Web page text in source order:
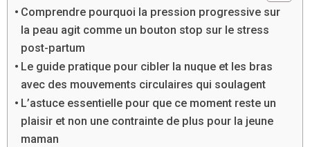
Comprendre pourquoi la pression progressive sur
la peau agit comme un bouton stop sur le stress
post-partum
Le guide pratique pour cibler la nuque et les bras
avec des mouvements circulaires qui soulagent
L’astuce essentielle pour que ce moment reste un
plaisir et non une contrainte de plus pour la jeune
maman